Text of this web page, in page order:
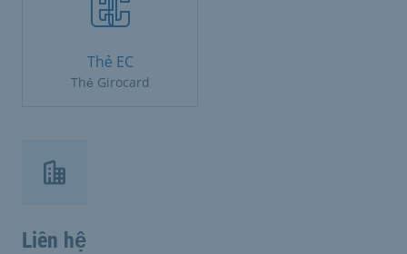
Thẻ EC
Thẻ Girocard
Liên hệ